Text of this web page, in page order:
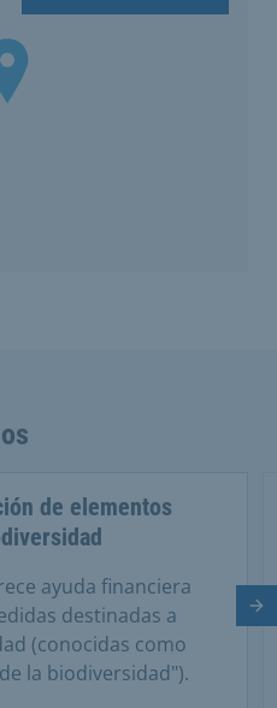
de elementos
ayuda financiera
destinadas a
(conocidas como
la biodiversidad").